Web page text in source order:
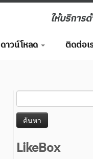
ให้บริการ
ดาวน์โหลด ติดต่อเ
LikeBox